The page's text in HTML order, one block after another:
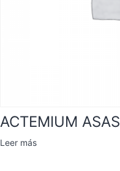
ACTEMIUM ASAS
Leer más